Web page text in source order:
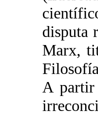
disputa
Marx,
A partir